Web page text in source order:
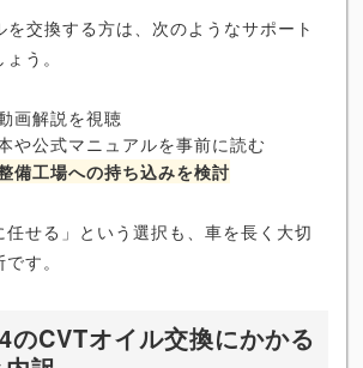
交換する方は、次のようなサポート
う。
画解説を視聴
や公式マニュアルを事前に読む
備工場への持ち込みを検討
任せる」という選択も、車を長く大切
す。
のCVTオイル交換にかかる